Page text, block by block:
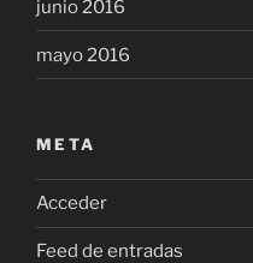
junio 2016
mayo 2016
META
Acceder
Feed de entradas